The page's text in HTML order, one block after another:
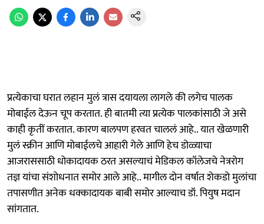
प्रत्येकाचा घरात लहान मुलं त्रास दयायला लागले की लगेच पालक
मोबाईल देऊन चूप करतात. ही बातमी त्या प्रत्येक पालकांसाठी जे असे
काही कृतीं करतात. कारण बालपण हरवत चाललं आहे.. यात खेळणारी
मुलं स्क्रीन आणि मोबाईलचे आहारी गेले आणि हेच डोळ्याचा
आजराससाठी धोकादायक ठरत असल्याचं मेडिकल कॉलेजचे नेत्ररोग
तज्ञ यांचा संशोधनात समोर आले आहे.. मागील दोन वर्षात शेकडो मुलांचा
तपासणीत अनेक धक्कादायक बाबी समोर आल्याच डॉ. पियुष मदान
सांगतात.